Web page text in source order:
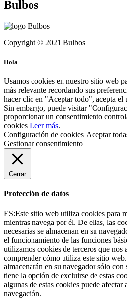
Bulbos
Copyright © 2021 Bulbos
Hola
Usamos cookies en nuestro sitio web
más relevante recordando sus
hacer clic en "Aceptar todo", acepta el
Sin embargo, puede visitar
proporcionar un consentimiento
cookies Leer más.
Configuración de cookies Aceptar
Gestionar consentimiento
Cerrar
Protección de datos
ES:Este sitio web utiliza cookies para
mientras navega por él. De ellas, las
necesarias se almacenan en su
el funcionamiento de las funciones
utilizamos cookies de terceros que nos
comprender cómo utiliza este sitio
almacenarán en su navegador sólo
tiene la opción de excluirse de estas
algunas de estas cookies puede afectar
navegación.